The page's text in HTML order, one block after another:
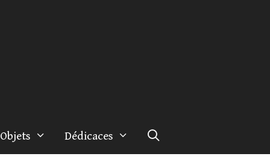
Objets Dédicaces